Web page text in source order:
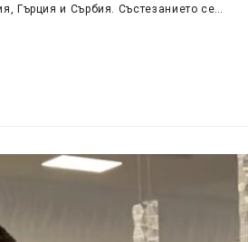
Гърция и Сърбия. Състезанието се…